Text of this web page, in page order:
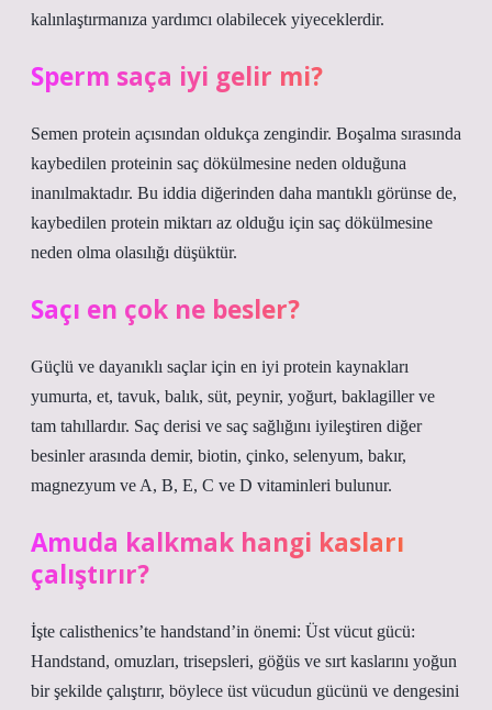
kalınlaştırmanıza yardımcı olabilecek yiyeceklerdir.
Sperm saça iyi gelir mi?
Semen protein açısından oldukça zengindir. Boşalma sırasında
kaybedilen proteinin saç dökülmesine neden olduğuna
inanılmaktadır. Bu iddia diğerinden daha mantıklı görünse de,
kaybedilen protein miktarı az olduğu için saç dökülmesine
neden olma olasılığı düşüktür.
Saçı en çok ne besler?
Güçlü ve dayanıklı saçlar için en iyi protein kaynakları
yumurta, et, tavuk, balık, süt, peynir, yoğurt, baklagiller ve
tam tahıllardır. Saç derisi ve saç sağlığını iyileştiren diğer
besinler arasında demir, biotin, çinko, selenyum, bakır,
magnezyum ve A, B, E, C ve D vitaminleri bulunur.
Amuda kalkmak hangi kasları
çalıştırır?
İşte calisthenics’te handstand’in önemi: Üst vücut gücü:
Handstand, omuzları, trisepsleri, göğüs ve sırt kaslarını yoğun
bir şekilde çalıştırır, böylece üst vücudun gücünü ve dengesini